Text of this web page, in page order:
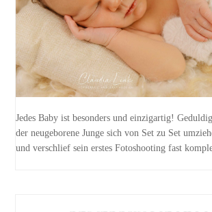
Jedes Baby ist besonders und einzigartig!
der neugeborene Junge sich von Set zu Set
und verschlief sein erstes Fotoshooting fast